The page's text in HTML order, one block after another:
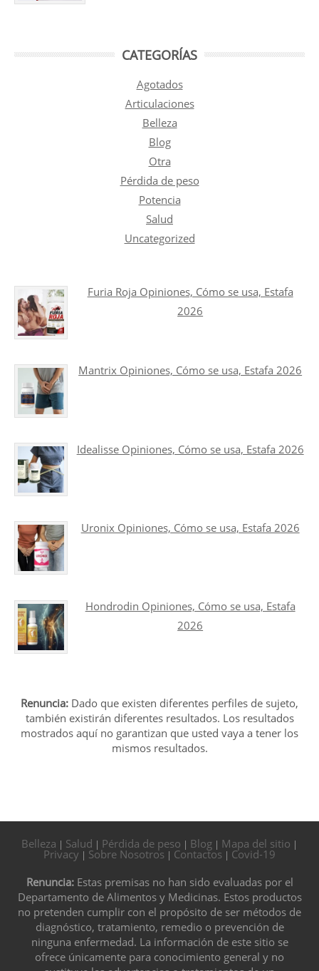
CATEGORÍAS
Agotados
Articulaciones
Belleza
Blog
Otra
Pérdida de peso
Potencia
Salud
Uncategorized
Furia Roja Opiniones, Cómo se usa, Estafa
2026
Mantrix Opiniones, Cómo se usa, Estafa 2026
Idealisse Opiniones, Cómo se usa, Estafa 2026
Uronix Opiniones, Cómo se usa, Estafa 2026
Hondrodin Opiniones, Cómo se usa, Estafa
2026
Renuncia: Dado que existen diferentes perfiles de sujeto,
también existirán diferentes resultados. Los resultados
mostrados aquí no garantizan que usted vaya a tener los
mismos resultados.
Belleza | Salud | Pérdida de peso | Blog | Mapa del sitio |
Privacy | Sobre Nosotros | Contactos | Covid-19
Renuncia:Estas premisas no han sido evaluadas por el
Departamento de Alimentos y Medicinas. Estos productos
no pretenden cumplir con el propósito de ser métodos de
diagnóstico, tratamiento, remedio o prevención de
ninguna enfermedad. La información de este sitio se
ofrece únicamente para conocimiento general y no